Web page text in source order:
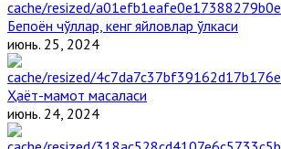
Бепоён чўллар, кенг яйловлар ўлкаси
июнь. 25, 2024
Ҳаёт-мамот масаласи
июнь. 24, 2024